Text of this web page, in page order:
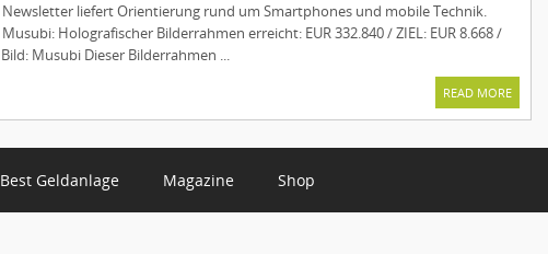
Newsletter liefert Orientierung rund um Smartphones und mobile Technik.
Musubi: Holografischer Bilderrahmen erreicht: EUR 332.840 / ZIEL: EUR 8.668 /
Bild: Musubi Dieser Bilderrahmen ...
READ MORE
Best Geldanlage Magazine Shop